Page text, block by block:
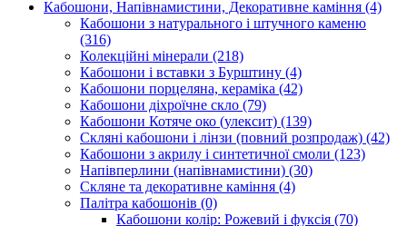
Кабошони, Напівнамистини, Декоративне каміння (4)
Кабошони з натурального і штучного каменю
(316)
Колекційні мінерали (218)
Кабошони і вставки з Бурштину (4)
Кабошони порцеляна, кераміка (42)
Кабошони діхроїчне скло (79)
Кабошони Котяче око (улексит) (139)
Скляні кабошони і лінзи (повний розпродаж) (42)
Кабошони з акрилу і синтетичної смоли (123)
Напівперлини (напівнамистини) (30)
Скляне та декоративне каміння (4)
Палітра кабошонів (0)
Кабошони колір: Рожевий і фуксія (70)